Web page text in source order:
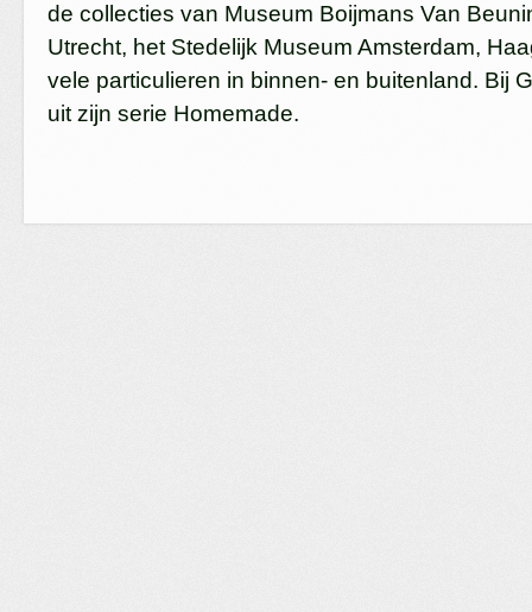
de collecties van Museum Boijmans Van
Utrecht, het Stedelijk Museum Amsterdam,
vele particulieren in binnen- en buitenland. Bij
uit zijn serie Homemade.